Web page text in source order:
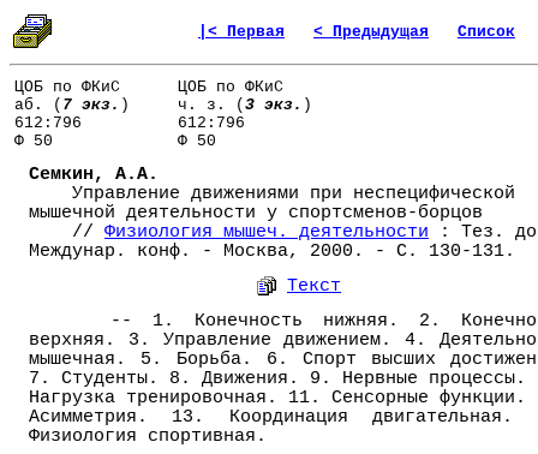
|< Первая < Предыдущая Список
ЦОБ по ФКиС
аб. ( 7 экз. )
612:796
Ф 50
ЦОБ по ФКиС
ч. з. ( 3 экз. )
612:796
Ф 50
Семкин, А.А.
Управление движениями при неспецифической
мышечной деятельности у спортсменов-борцов
// Физиология мышеч. деятельности : Тез.
Междунар. конф. - Москва, 2000. - С. 130-131.
Текст
-- 1. Конечность нижняя. 2.
верхняя. 3. Управление движением. 4.
мышечная. 5. Борьба. 6. Спорт высших
7. Студенты. 8. Движения. 9. Нервные процессы.
Нагрузка тренировочная. 11. Сенсорные функции.
Асимметрия. 13. Координация двигательная.
Физиология спортивная.